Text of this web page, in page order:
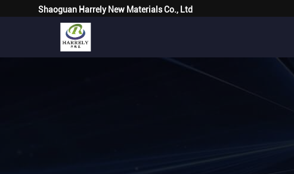
Shaoguan Harrely New Materials Co., Ltd